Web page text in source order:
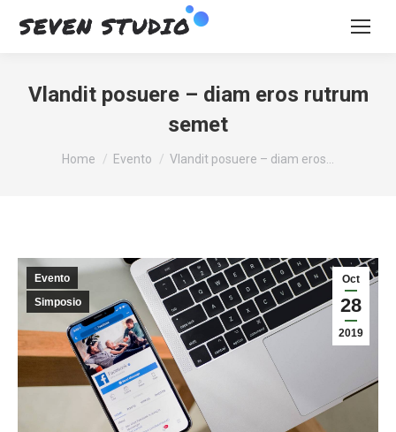
Vlandit posuere – diam eros rutrum
semet
You are here:
Home Evento Vlandit posuere – diam eros…
Oct
28
2019
Evento
Simposio